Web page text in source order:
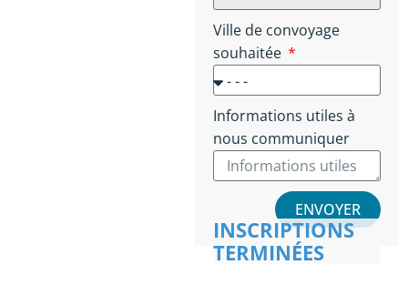
Ville de convoyage
souhaitée
Informations utiles à
nous communiquer
ENVOYER
INSCRIPTIONS
TERMINÉES